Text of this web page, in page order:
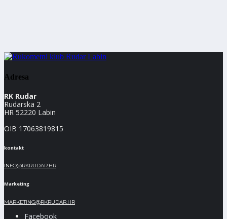
Adresa
RK Rudar
Rudarska 2
HR 52220 Labin
OIB 17063819815
kontakt
INFO@RKRUDAR.HR
Marketing
MARKETING@RKRUDAR.HR
Facebook